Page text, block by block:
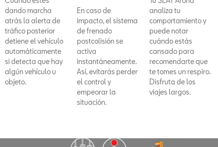
dando marcha
atrás la alerta de
tráfico posterior
detiene el vehículo
automáticamente
si detecta que hay
algún vehículo u
objeto.
En caso de
impacto, el sistema
de frenado
postcolisión se
activa
instantáneamente.
Así, evitarás perder
el control y
empeorar la
situación.
analiza tu
comportamiento y
puede notar
cuándo estás
cansado para
recomendarte que
te tomes un respiro.
Disfruta de los
viajes largos.